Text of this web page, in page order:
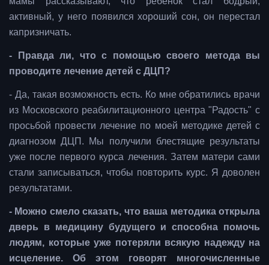
активный, у него появился хороший сон, он перестал
капризничать.
- Правда ли, что с помощью своего метода вы
проводите лечение детей с ДЦП?
- Да, такая возможность есть. Ко мне обратились врачи
из Московского реабилитационного центра "Радость" с
просьбой провести лечение по моей методике детей с
диагнозом ДЦП. Мы получили блестящие результаты
уже после первого курса лечения. Затем матери сами
стали записываться, чтобы повторить курс. Я доволен
результатами.
- Можно смело сказать, что ваша методика открыла
дверь в медицину будущего и способна помочь
людям, которые уже потеряли всякую надежду на
исцеление. Об этом говорят многочисленные